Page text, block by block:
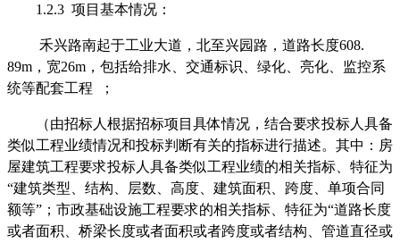
1.2.3 项目基本情况 ：
禾兴路南起于工业大道，北至兴园路，道路长度608.
89m ，宽26m ，包括给排水、交通标识、绿化、亮化、监控系
统等配套工程
；
（由招标人根据招标项目具体情况，结合要求投标人具备
类似工程业绩情况和投标判断有关的指标进行描述。其中：房
屋建筑工程要求投标人具备类似工程业绩的相关指标 、特征为
“建筑类型、 结构、层数、高度、建筑面积、跨度、单项合同
额等” ；市政基础设施工程要求的相关指标 、特征为“道路长度
或者面积、桥梁长度或者面积或者跨度或者结构、管道直径或